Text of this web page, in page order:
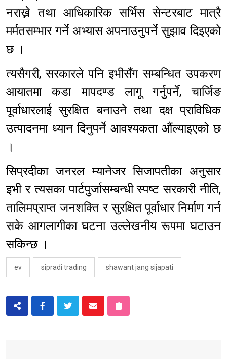
नराख्ने तथा आधिकारिक सर्भिस सेन्टरबाट मात्रै
मर्मतसम्भार गर्ने अभ्यास अपनाउनुपर्ने सुझाव दिइएको
छ ।
त्यसैगरी, सरकारले पनि इभीसँग सम्बन्धित उपकरण
आयातमा कडा मापदण्ड लागू गर्नुपर्ने, चार्जिङ
पूर्वाधारलाई सुरक्षित बनाउने तथा दक्ष प्राविधिक
उत्पादनमा ध्यान दिनुपर्ने आवश्यकता औंल्याइएको छ
।
सिप्रदीका जनरल म्यानेजर सिजापतीका अनुसार
इभी र त्यसका पार्टपुर्जासम्बन्धी स्पष्ट सरकारी नीति,
तालिमप्राप्त जनशक्ति र सुरक्षित पूर्वाधार निर्माण गर्न
सके आगलागीका घटना उल्लेखनीय रूपमा घटाउन
सकिन्छ ।
ev sipradi trading shawant jang sijapati